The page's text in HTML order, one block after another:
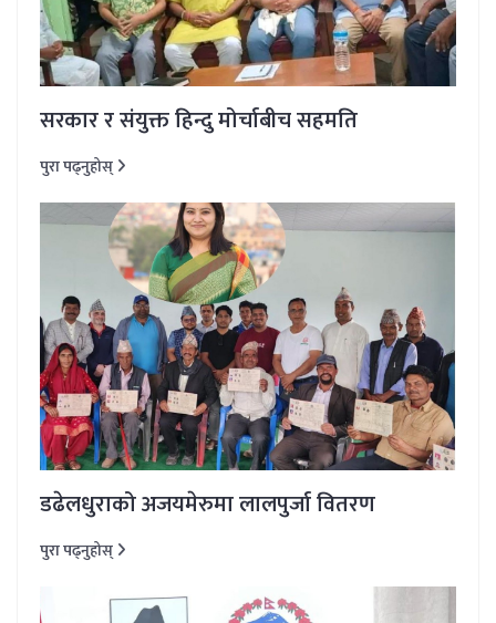
सरकार र संयुक्त हिन्दु मोर्चाबीच सहमति
पुरा पढ्नुहोस्
डढेलधुराको अजयमेरुमा लालपुर्जा वितरण
पुरा पढ्नुहोस्